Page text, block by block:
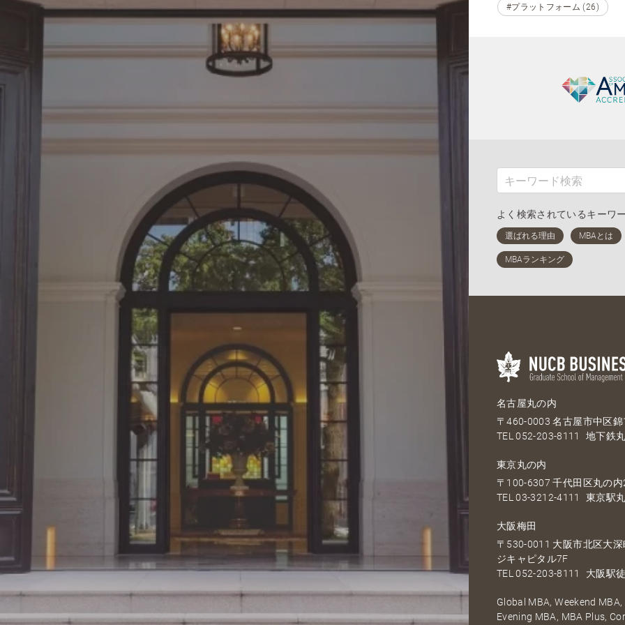
#プラットフォーム (26)
よく検索されているキーワ
名古屋丸の内
〒460-0003 名古屋市中区
TEL052-203-8111 地下鉄
東京丸の内
〒100-6307 千代田区丸の
TEL03-3212-4111 東京駅
大阪梅田
〒530-0011 大阪市北区大
ジキャピタル7F
TEL052-203-8111 大阪駅
Global MBA, Weekend
Evening MBA, MBA Plus,